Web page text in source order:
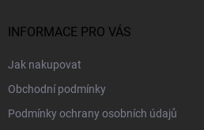
INFORMACE PRO VÁS
Jak nakupovat
Obchodní podmínky
Podmínky ochrany osobních údajů